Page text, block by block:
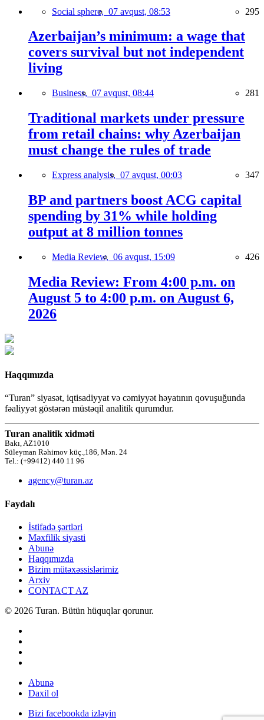
Social sphere, 07 avqust, 08:53 295
Azerbaijan’s minimum: a wage that
covers survival but not independent
living
Business, 07 avqust, 08:44 281
Traditional markets under pressure
from retail chains: why Azerbaijan
must change the rules of trade
Express analysis, 07 avqust, 00:03 347
BP and partners boost ACG capital
spending by 31% while holding
output at 8 million tonnes
Media Review, 06 avqust, 15:09 426
Media Review: From 4:00 p.m. on
August 5 to 4:00 p.m. on August 6,
2026
Haqqımızda
“Turan” siyasət, iqtisadiyyat və cəmiyyət həyatının qovuşuğunda
fəaliyyət göstərən müstəqil analitik qurumdur.
Turan analitik xidməti
Bakı, AZ1010
Süleyman Rəhimov küç.,186, Mən. 24
Tel.: (+99412) 440 11 96
agency@turan.az
Faydalı
İstifadə şərtləri
Məxfilik siyasti
Abunə
Haqqımızda
Bizim mütəxəssislərimiz
Arxiv
CONTACT AZ
© 2026 Turan. Bütün hüquqlar qorunur.
Abunə
Daxil ol
Bizi facebookda izləyin